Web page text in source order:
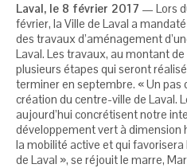
Laval, le 8 février 2017 — Lors
février, la Ville de Laval a
des travaux d’aménagement
Laval. Les travaux, au montant
plusieurs étapes qui seront
terminer en septembre. « Un pas
création du centre-ville de Laval.
aujourd’hui concrétisent notre
développement vert à dimension
la mobilité active et qui
de Laval », se réjouit le marre,